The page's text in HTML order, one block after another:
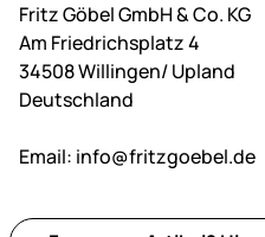
Fritz Göbel GmbH & Co. KG
Am Friedrichsplatz 4
34508 Willingen/ Upland
Deutschland
Email: info@fritzgoebel.de